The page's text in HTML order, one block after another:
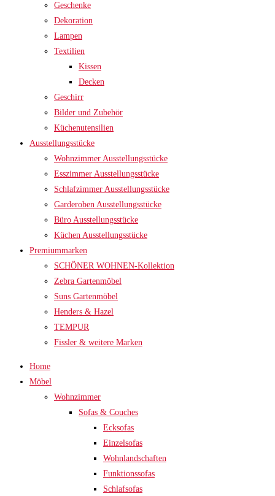
Geschenke
Dekoration
Lampen
Textilien
Kissen
Decken
Geschirr
Bilder und Zubehör
Küchenutensilien
Ausstellungsstücke
Wohnzimmer Ausstellungsstücke
Esszimmer Ausstellungsstücke
Schlafzimmer Ausstellungsstücke
Garderoben Ausstellungsstücke
Büro Ausstellungsstücke
Küchen Ausstellungsstücke
Premiummarken
SCHÖNER WOHNEN-Kollektion
Zebra Gartenmöbel
Suns Gartenmöbel
Henders & Hazel
TEMPUR
Fissler & weitere Marken
Home
Möbel
Wohnzimmer
Sofas & Couches
Ecksofas
Einzelsofas
Wohnlandschaften
Funktionssofas
Schlafsofas